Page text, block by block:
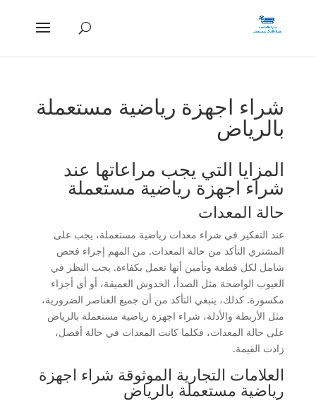
شراء اجهزة رياضية مستعملة
بالرياض
المزايا التي يجب مراعاتها عند
شراء اجهزة رياضية مستعملة
حالة المعدات
عند التفكير في شراء معدات رياضية مستعملة، يجب على
المشتري التأكد من حالة المعدات. من المهم إجراء فحص
شامل لكل قطعة وتأمين أنها تعمل بكفاءة. يجب النظر في
العيوب الواضحة مثل الصدأ، الخدوش العميقة، أو أي أجزاء
مكسورة. كذلك، ينبغي التأكد من أن جميع العناصر الضرورية،
مثل الأربطة والأدلة، شراء اجهزة رياضية مستعملة بالرياض
على حالة المعدات، فكلما كانت المعدات في حالة أفضل،
زادت القيمة.
العلامات التجارية الموثوقة شراء اجهزة
رياضية مستعملة بالرياض